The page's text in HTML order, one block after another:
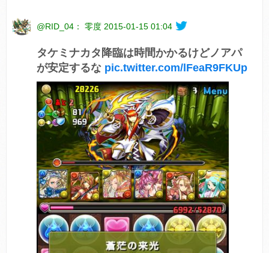
@RID_04： 零度 2015-01-15 01:04
タケミナカタ降臨は時間かかるけどノアパ
が安定するな pic.twitter.com/lFeaR9FKUp